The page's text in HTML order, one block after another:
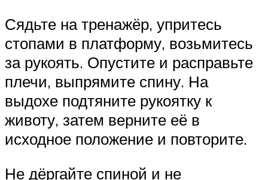
Сядьте на тренажёр, упритесь
стопами в платформу, возьмитесь
за рукоять. Опустите и расправьте
плечи, выпрямите спину. На
выдохе подтяните рукоятку к
животу, затем верните её в
исходное положение и повторите.
Не дёргайте спиной и не